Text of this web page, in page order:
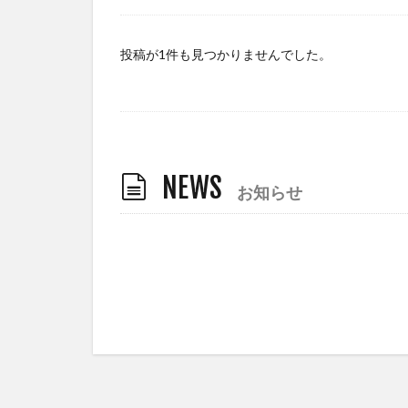
投稿が1件も見つかりませんでした。
NEWS お知らせ